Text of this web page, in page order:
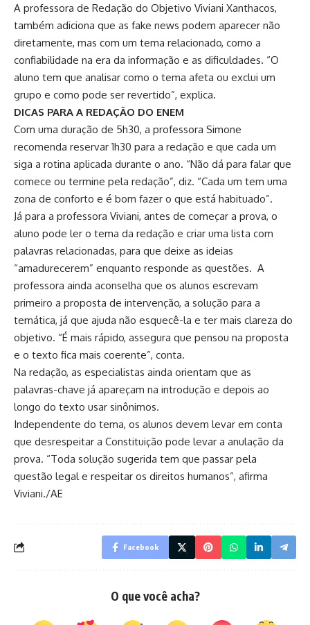
A professora de Redação do Objetivo Viviani Xanthacos,
também adiciona que as fake news podem aparecer não
diretamente, mas com um tema relacionado, como a
confiabilidade na era da informação e as dificuldades. “O
aluno tem que analisar como o tema afeta ou exclui um
grupo e como pode ser revertido”, explica.
DICAS PARA A REDAÇÃO DO ENEM
Com uma duração de 5h30, a professora Simone
recomenda reservar 1h30 para a redação e que cada um
siga a rotina aplicada durante o ano. “Não dá para falar que
comece ou termine pela redação”, diz. “Cada um tem uma
zona de conforto e é bom fazer o que está habituado”.
Já para a professora Viviani, antes de começar a prova, o
aluno pode ler o tema da redação e criar uma lista com
palavras relacionadas, para que deixe as ideias
“amadurecerem” enquanto responde as questões. A
professora ainda aconselha que os alunos escrevam
primeiro a proposta de intervenção, a solução para a
temática, já que ajuda não esquecê-la e ter mais clareza do
objetivo. “É mais rápido, assegura que pensou na proposta
e o texto fica mais coerente”, conta.
Na redação, as especialistas ainda orientam que as
palavras-chave já apareçam na introdução e depois ao
longo do texto usar sinônimos.
Independente do tema, os alunos devem levar em conta
que desrespeitar a Constituição pode levar a anulação da
prova. “Toda solução sugerida tem que passar pela
questão legal e respeitar os direitos humanos”, afirma
Viviani./AE
Facebook
O que você acha?